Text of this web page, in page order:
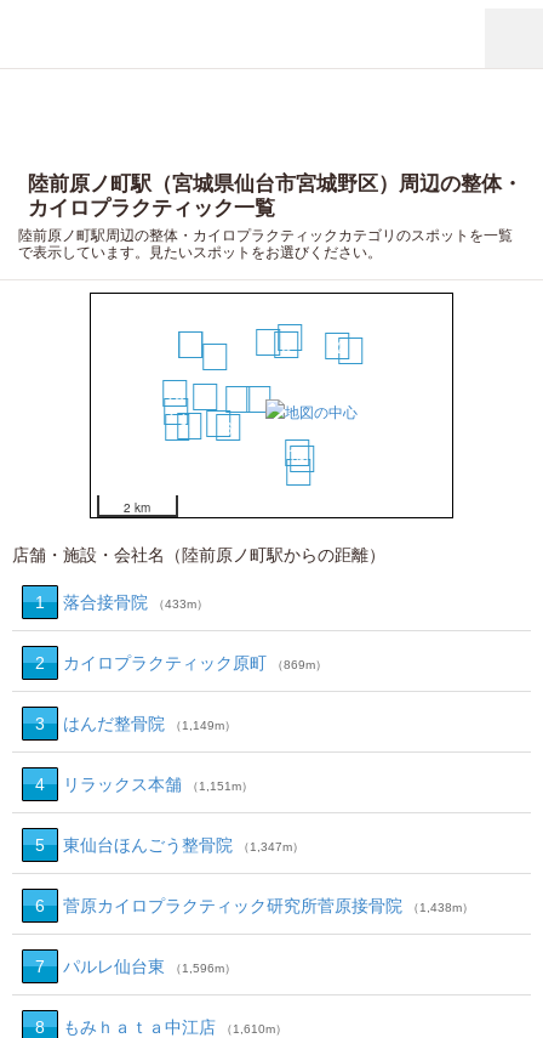
陸前原ノ町駅（宮城県仙台市宮城野区）周辺の整体・
カイロプラクティック一覧
陸前原ノ町駅周辺の整体・カイロプラクティックカテゴリのスポットを一覧
で表示しています。見たいスポットをお選びください。
35
6
10
11
12
14
15
18
19
20
2 km
店舗・施設・会社名（陸前原ノ町駅からの距離）
1 落合接骨院 （433m）
2 カイロプラクティック原町 （869m）
3 はんだ整骨院 （1,149m）
4 リラックス本舗 （1,151m）
5 東仙台ほんごう整骨院 （1,347m）
6 菅原カイロプラクティック研究所菅原接骨院 （1,438m）
7 パルレ仙台東 （1,596m）
8 もみｈａｔａ中江店 （1,610m）